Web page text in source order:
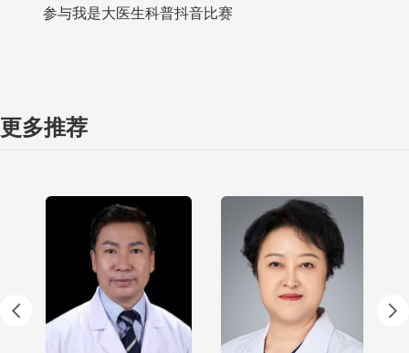
参与我是大医生科普抖音比赛
更多推荐